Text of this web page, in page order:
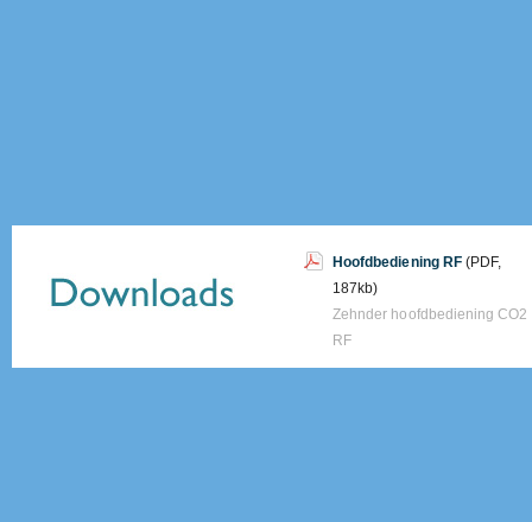
Hoofdbediening RF(PDF,
187kb)
Zehnder hoofdbediening CO2
RF